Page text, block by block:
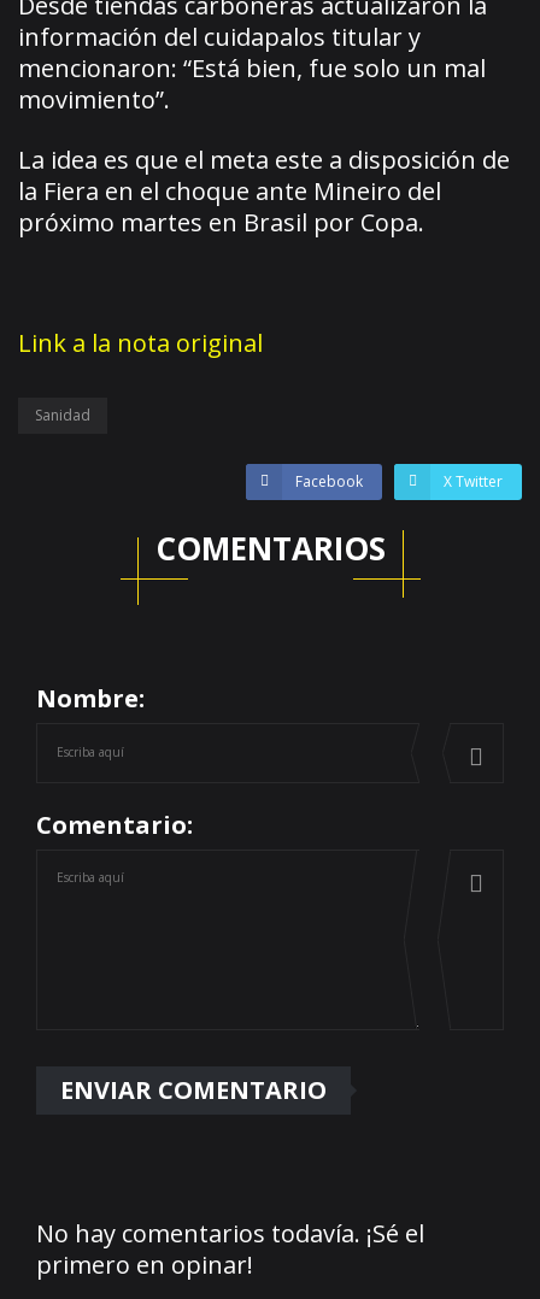
información del cuidapalos titular y
mencionaron: “Está bien, fue solo un mal
movimiento”.
La idea es que el meta este a disposición de
la Fiera en el choque ante Mineiro del
próximo martes en Brasil por Copa.
Link a la nota original
Sanidad
Facebook X Twitter
COMENTARIOS
Nombre:
Comentario:
No hay comentarios todavía. ¡Sé el
primero en opinar!